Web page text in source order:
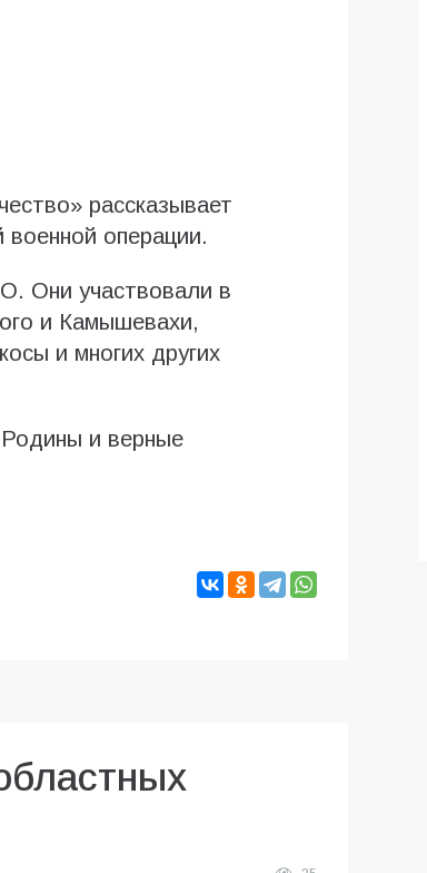
рассказывает
военной операции.
Они участвовали в
и Камышевахи,
и многих других
и верные